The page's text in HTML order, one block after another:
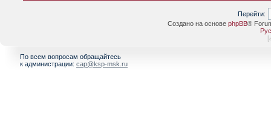
Перейти:
Создано на основе phpBB®
[
По всем вопросам обращайтесь
к администрации: cap@ksp-msk.ru